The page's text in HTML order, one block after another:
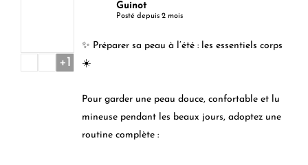
Guinot
Posté depuis 2 mois
✨ Préparer sa peau à l’été : les essentiels corps
☀️
Pour garder une peau douce, confortable et lu
mineuse pendant les beaux jours, adoptez une
routine complète :
+1